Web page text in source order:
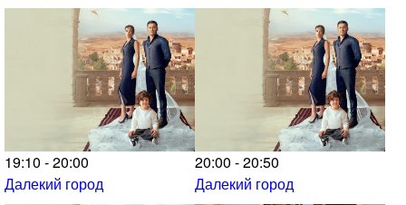
19:10 - 20:00
Далекий город
20:00 - 20:50
Далекий город